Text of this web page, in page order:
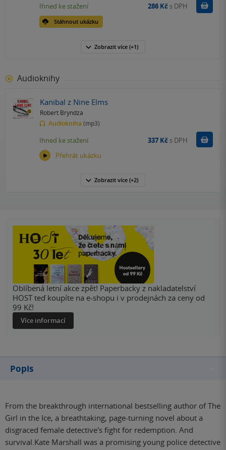
Stáhnout ukázku
Ihned ke stažení 286 Kč s DPH Koupit
Zobrazit více (+1)
Audioknihy
Kanibal z Nine Elms
Robert Bryndza
Audiokniha (mp3)
Přehrát ukázku
Ihned ke stažení 337 Kč s DPH Koupit
Zobrazit více (+2)
Oblíbená letní akce zpět! Paperbacky z nakladatelství
HOST teď koupíte na e-shopu i v prodejnách za ceny od
99 Kč!
Více informací
Popis
From the breakthrough international bestselling author of The
Girl in the Ice, a breathtaking, page-turning novel about a
disgraced female detective's fight for redemption. And
survival.Kate Marshall was a promising young police detective